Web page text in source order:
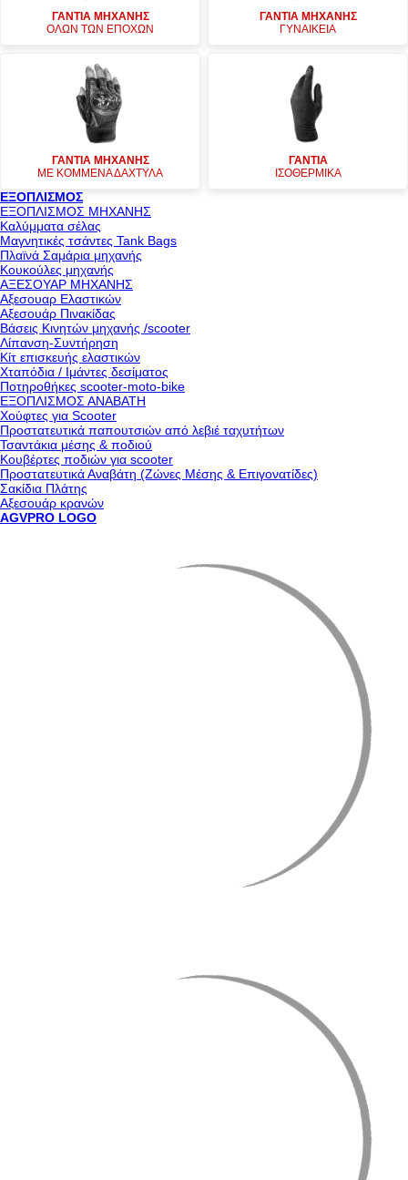
ΓΑΝΤΙΑ ΜΗΧΑΝΗΣ
ΟΛΩΝ ΤΩΝ ΕΠΟΧΩΝ
ΓΑΝΤΙΑ ΜΗΧΑΝΗΣ
ΓΥΝΑΙΚΕΙΑ
ΓΑΝΤΙΑ ΜΗΧΑΝΗΣ
ΜΕ ΚΟΜΜΕΝΑ ΔΑΧΤΥΛΑ
ΓΑΝΤΙΑ
ΙΣΟΘΕΡΜΙΚΑ
ΕΞΟΠΛΙΣΜΟΣ
ΕΞΟΠΛΙΣΜΟΣ ΜΗΧΑΝΗΣ
Καλύμματα σέλας
Μαγνητικές τσάντες Tank Bags
Πλαϊνά Σαμάρια μηχανής
Κουκούλες μηχανής
ΑΞΕΣΟΥΑΡ ΜΗΧΑΝΗΣ
Αξεσουαρ Ελαστικών
Αξεσουάρ Πινακίδας
Βάσεις Κινητών μηχανής /scooter
Λίπανση-Συντήρηση
Κίτ επισκευής ελαστικών
Χταπόδια / Ιμάντες δεσίματος
Ποτηροθήκες scooter-moto-bike
ΕΞΟΠΛΙΣΜΟΣ ΑΝΑΒΑΤΗ
Χούφτες για Scooter
Προστατευτικά παπουτσιών από λεβιέ ταχυτήτων
Τσαντάκια μέσης & ποδιού
Κουβέρτες ποδιών για scooter
Προστατευτικά Αναβάτη (Ζώνες Μέσης & Επιγονατίδες)
Σακίδια Πλάτης
Αξεσουάρ κρανών
AGVPRO LOGO